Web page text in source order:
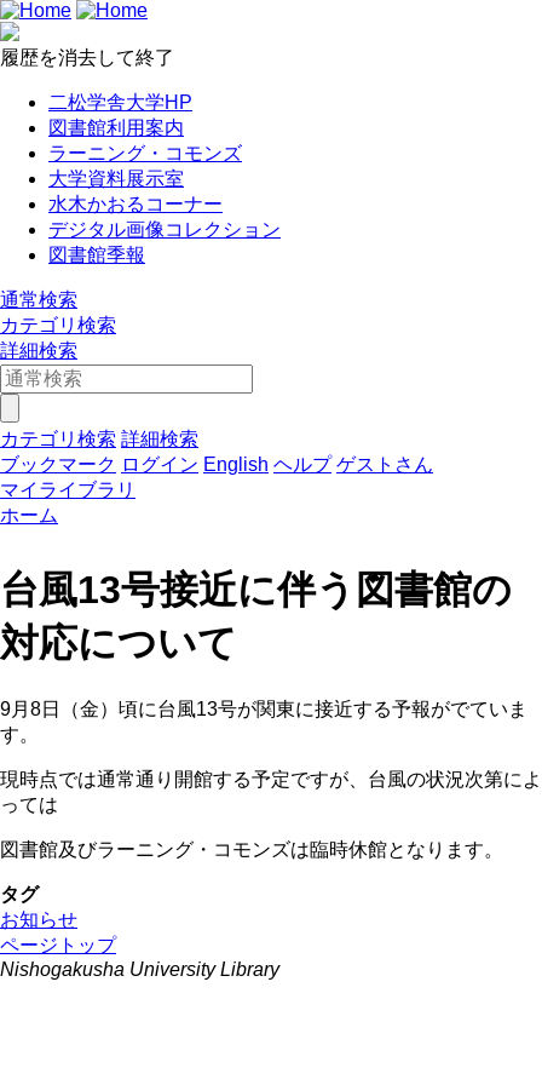
履歴を消去して終了
二松学舎大学HP
図書館利用案内
ラーニング・コモンズ
大学資料展示室
水木かおるコーナー
デジタル画像コレクション
図書館季報
通常検索
カテゴリ検索
詳細検索
カテゴリ検索 詳細検索
ブックマーク ログイン English ヘルプ ゲストさん
マイライブラリ
ホーム
台風13号接近に伴う図書館の
対応について
9月8日（金）頃に台風13号が関東に接近する予報がでていま
す。
現時点では通常通り開館する予定ですが、台風の状況次第によ
っては
図書館及びラーニング・コモンズは臨時休館となります。
タグ
お知らせ
ページトップ
Nishogakusha University Library